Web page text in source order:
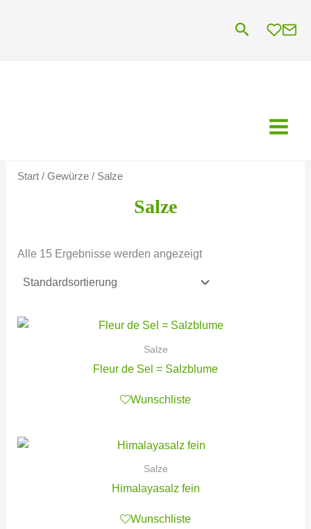
Suchen
Start/ Gewürze/ Salze
Salze
Alle 15 Ergebnisse werden angezeigt
Salze
Fleur de Sel = Salzblume
Wunschliste
Salze
Himalayasalz fein
Wunschliste